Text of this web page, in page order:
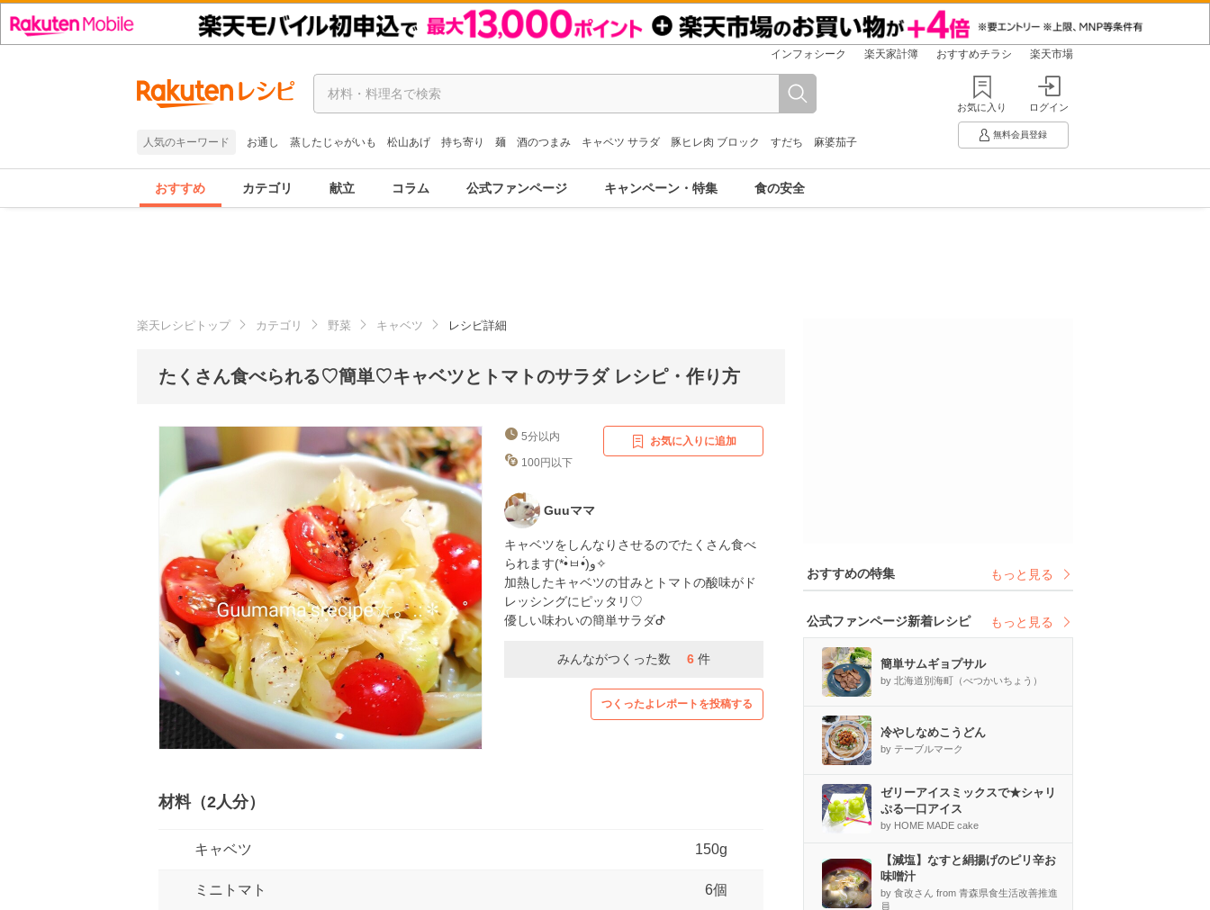
インフォシーク 楽天家計簿 おすすめチラシ 楽天市場
人気のキーワード お通し 蒸したじゃがいも 松山あげ 持ち寄り 麺 酒のつまみ キャベツ サラダ 豚ヒレ肉 ブロック すだち 麻婆茄子
お気に入り ログイン
無料会員登録
おすすめ カテゴリ 献立 コラム 公式ファンページ キャンペーン・特集 食の安全
楽天レシピトップ カテゴリ 野菜 キャベツ レシピ詳細
たくさん食べられる♡簡単♡キャベツとトマトのサラダ レシピ・作り方
5分以内
100円以下
お気に入りに追加
Guuママ
キャベツをしんなりさせるのでたくさん食べ
られます(*•̀ㅂ•́)و✧
加熱したキャベツの甘みとトマトの酸味がド
レッシングにピッタリ♡
優しい味わいの簡単サラダᕷ
みんながつくった数 6 件
つくったよレポートを投稿する
材料（2人分）
キャベツ 150g
ミニトマト 6個
おすすめの特集 もっと見る
公式ファンページ新着レシピ もっと見る
簡単サムギョプサル
by 北海道別海町（べつかいちょう）
冷やしなめこうどん
by テーブルマーク
ゼリーアイスミックスで★シャリ
ぷる一口アイス
by HOME MADE cake
【減塩】なすと絹揚げのピリ辛お
味噌汁
by 食改さん from 青森県食生活改善推進
員